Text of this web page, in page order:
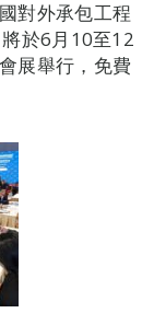
對外承包工程
於6月10至12
展舉行，免費